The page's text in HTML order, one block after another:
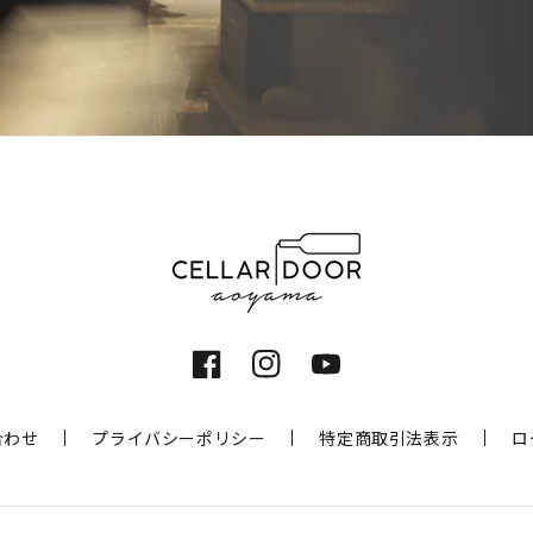
FacebookInstagramYouTube
せ プライバシーポリシー 特定商取引法表示